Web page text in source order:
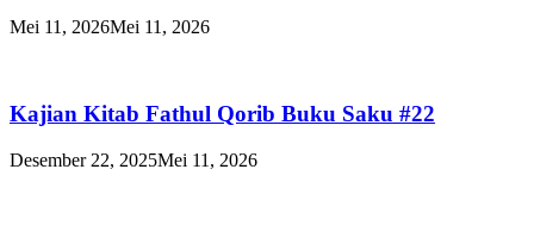
Mei 11, 2026Mei 11, 2026
Kajian Kitab Fathul Qorib Buku Saku #22
Desember 22, 2025Mei 11, 2026